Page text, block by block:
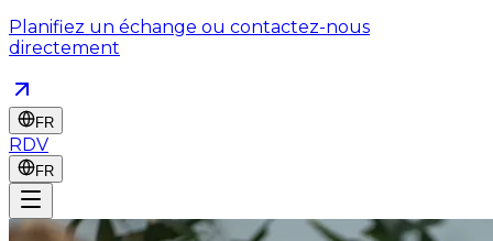
Planifiez un échange ou contactez-nous
directement
FR
RDV
FR